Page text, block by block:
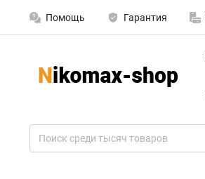
Помощь Гарантия